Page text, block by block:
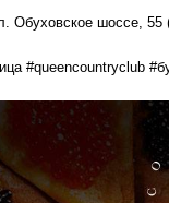
Обуховское шоссе, 55
#queencountryclub